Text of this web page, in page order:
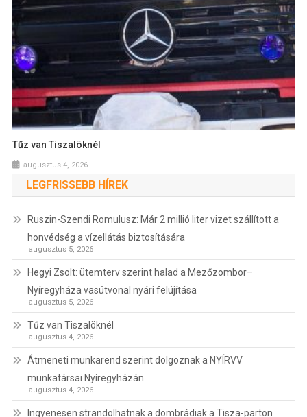
Tűz van Tiszalöknél
augusztus 4, 2026
LEGFRISSEBB HÍREK
Ruszin-Szendi Romulusz: Már 2 millió liter vizet szállított a
honvédség a vízellátás biztosítására
augusztus 5, 2026
Hegyi Zsolt: ütemterv szerint halad a Mezőzombor–
Nyíregyháza vasútvonal nyári felújítása
augusztus 5, 2026
Tűz van Tiszalöknél
augusztus 4, 2026
Átmeneti munkarend szerint dolgoznak a NYÍRVV
munkatársai Nyíregyházán
augusztus 4, 2026
Ingyenesen strandolhatnak a dombrádiak a Tisza-parton